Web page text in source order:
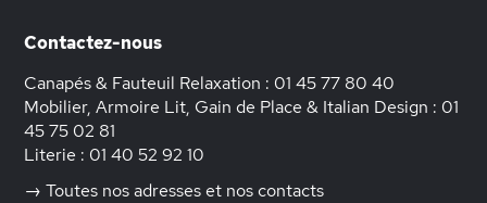
Contactez-nous
Canapés & Fauteuil Relaxation : 01 45 77 80 40
Mobilier, Armoire Lit, Gain de Place & Italian Design : 01
45 75 02 81
Literie : 01 40 52 92 10
→ Toutes nos adresses et nos contacts